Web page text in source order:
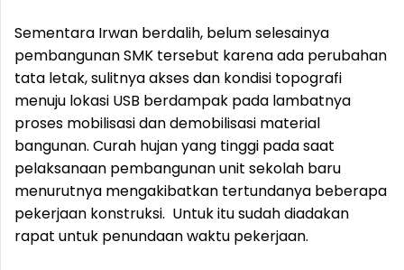
Sementara Irwan berdalih, belum selesainya
pembangunan SMK tersebut karena ada perubahan
tata letak, sulitnya akses dan kondisi topografi
menuju lokasi USB berdampak pada lambatnya
proses mobilisasi dan demobilisasi material
bangunan. Curah hujan yang tinggi pada saat
pelaksanaan pembangunan unit sekolah baru
menurutnya mengakibatkan tertundanya beberapa
pekerjaan konstruksi. Untuk itu sudah diadakan
rapat untuk penundaan waktu pekerjaan.